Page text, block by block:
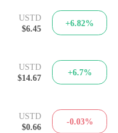
USTD
$6.45
+6.82%
USTD
$14.67
+6.7%
USTD
$0.66
-0.03%